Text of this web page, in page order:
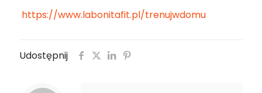
https://www.labonitafit.pl/trenujwdomu
Udostępnij